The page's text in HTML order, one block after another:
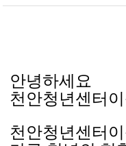
안녕하세요
천안청년센터
천안청년센터